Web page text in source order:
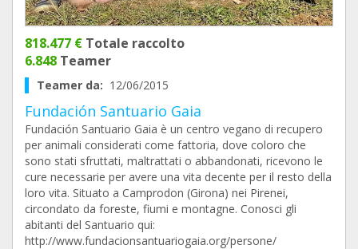
818.477 € Totale raccolto
6.848 Teamer
Teamer da: 12/06/2015
Fundación Santuario Gaia
Fundación Santuario Gaia è un centro vegano di recupero
per animali considerati come fattoria, dove coloro che
sono stati sfruttati, maltrattati o abbandonati, ricevono le
cure necessarie per avere una vita decente per il resto della
loro vita. Situato a Camprodon (Girona) nei Pirenei,
circondato da foreste, fiumi e montagne. Conosci gli
abitanti del Santuario qui:
http://www.fundacionsantuariogaia.org/persone/